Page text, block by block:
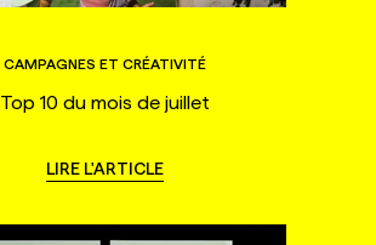
CAMPAGNES ET CRÉATIVITÉ
Top 10 du mois de juillet
LIRE L'ARTICLE